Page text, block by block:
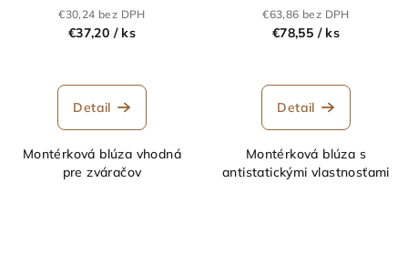
€30,24 bez DPH
€37,20 / ks
Detail
Montérková blúza vhodná
pre zváračov
€63,86 bez DPH
€78,55 / ks
Detail
Montérková blúza s
antistatickými vlastnosťami